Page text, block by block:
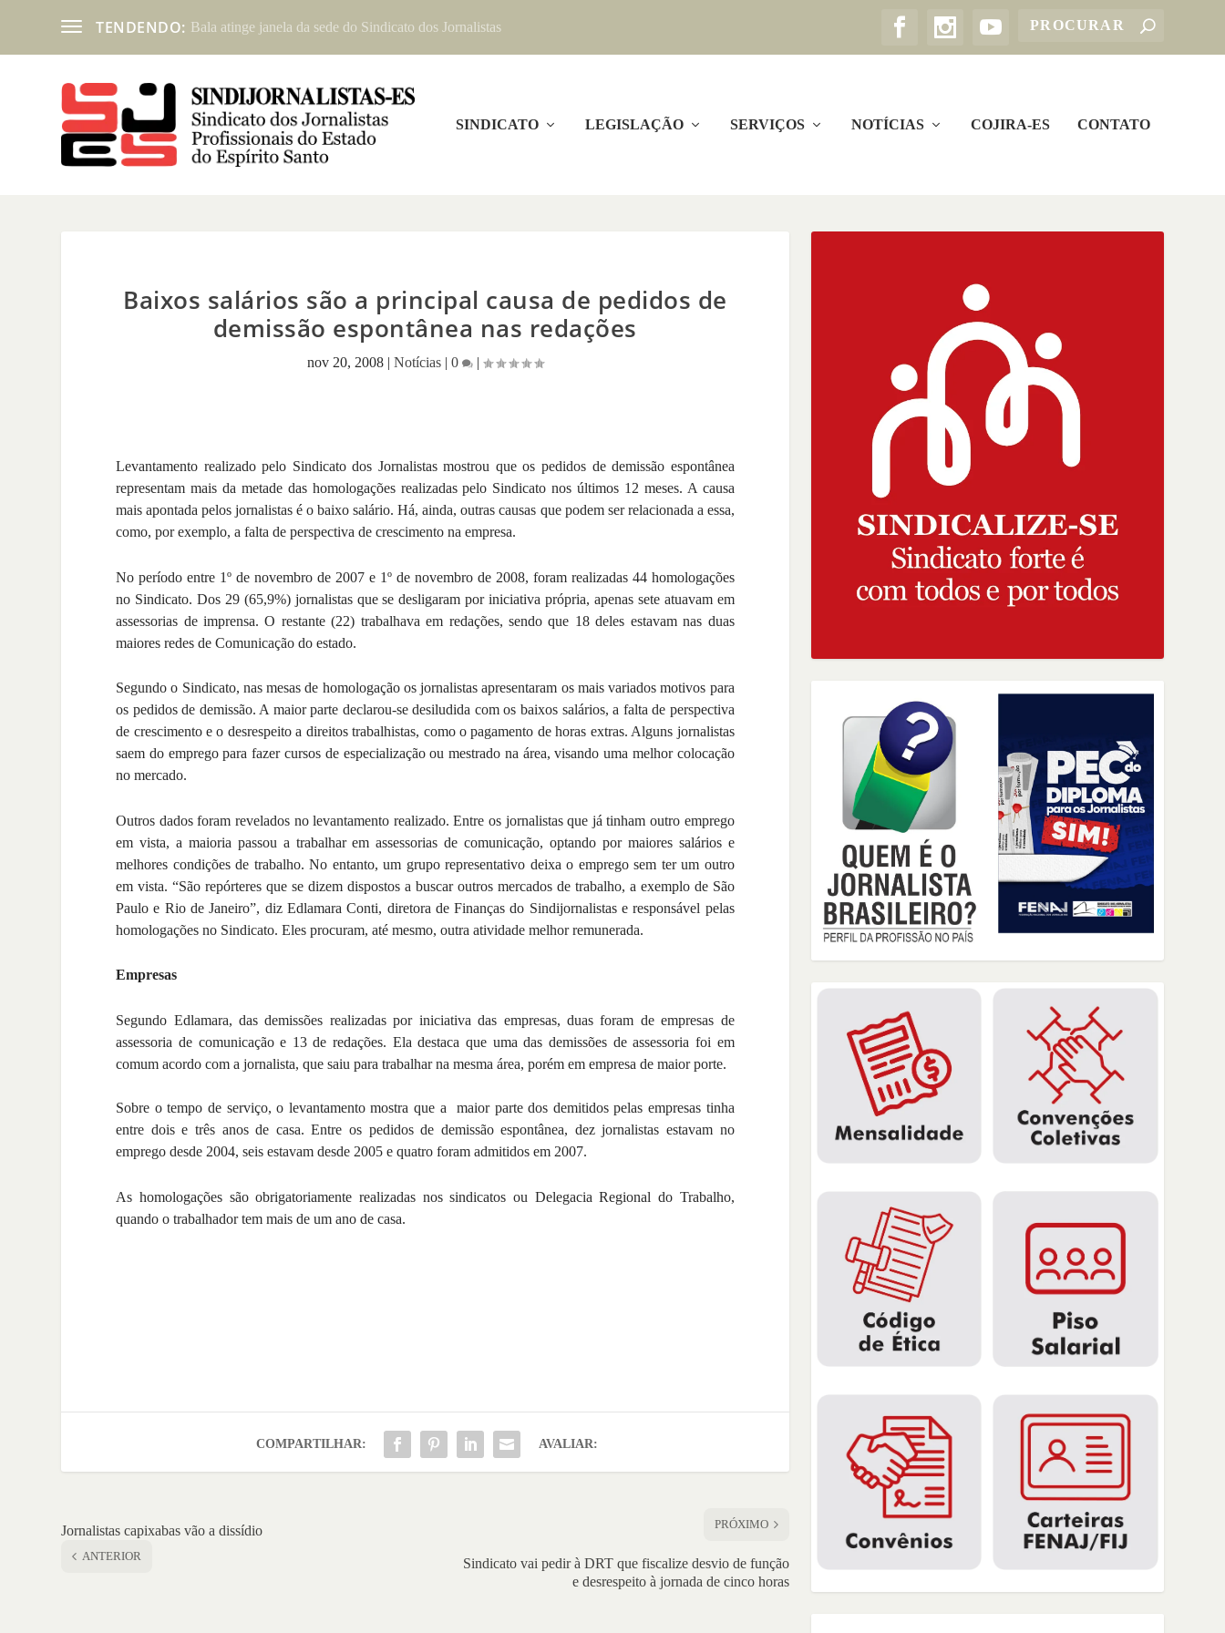
TENDENDO: Bala atinge janela da sede do Sindicato dos Jornalistas
SINDICATO LEGISLAÇÃO SERVIÇOS NOTÍCIAS COJIRA-ES CONTATO
Baixos salários são a principal causa de pedidos de
demissão espontânea nas redações
nov 20, 2008| Notícias| 0 |
Levantamento realizado pelo Sindicato dos Jornalistas mostrou que os pedidos de demissão espontânea
representam mais da metade das homologações realizadas pelo Sindicato nos últimos 12 meses. A causa
mais apontada pelos jornalistas é o baixo salário. Há, ainda, outras causas que podem ser relacionada a essa,
como, por exemplo, a falta de perspectiva de crescimento na empresa.
No período entre 1º de novembro de 2007 e 1º de novembro de 2008, foram realizadas 44 homologações
no Sindicato. Dos 29 (65,9%) jornalistas que se desligaram por iniciativa própria, apenas sete atuavam em
assessorias de imprensa. O restante (22) trabalhava em redações, sendo que 18 deles estavam nas duas
maiores redes de Comunicação do estado.
Segundo o Sindicato, nas mesas de homologação os jornalistas apresentaram os mais variados motivos para
os pedidos de demissão. A maior parte declarou-se desiludida com os baixos salários, a falta de perspectiva
de crescimento e o desrespeito a direitos trabalhistas, como o pagamento de horas extras. Alguns jornalistas
saem do emprego para fazer cursos de especialização ou mestrado na área, visando uma melhor colocação
no mercado.
Outros dados foram revelados no levantamento realizado. Entre os jornalistas que já tinham outro emprego
em vista, a maioria passou a trabalhar em assessorias de comunicação, optando por maiores salários e
melhores condições de trabalho. No entanto, um grupo representativo deixa o emprego sem ter um outro
em vista. “São repórteres que se dizem dispostos a buscar outros mercados de trabalho, a exemplo de São
Paulo e Rio de Janeiro”, diz Edlamara Conti, diretora de Finanças do Sindijornalistas e responsável pelas
homologações no Sindicato. Eles procuram, até mesmo, outra atividade melhor remunerada.
Empresas
Segundo Edlamara, das demissões realizadas por iniciativa das empresas, duas foram de empresas de
assessoria de comunicação e 13 de redações. Ela destaca que uma das demissões de assessoria foi em
comum acordo com a jornalista, que saiu para trabalhar na mesma área, porém em empresa de maior porte.
Sobre o tempo de serviço, o levantamento mostra que a maior parte dos demitidos pelas empresas tinha
entre dois e três anos de casa. Entre os pedidos de demissão espontânea, dez jornalistas estavam no
emprego desde 2004, seis estavam desde 2005 e quatro foram admitidos em 2007.
As homologações são obrigatoriamente realizadas nos sindicatos ou Delegacia Regional do Trabalho,
quando o trabalhador tem mais de um ano de casa.
COMPARTILHAR: AVALIAR:
Jornalistas capixabas vão a dissídio
ANTERIOR
PRÓXIMO
Sindicato vai pedir à DRT que fiscalize desvio de função
e desrespeito à jornada de cinco horas